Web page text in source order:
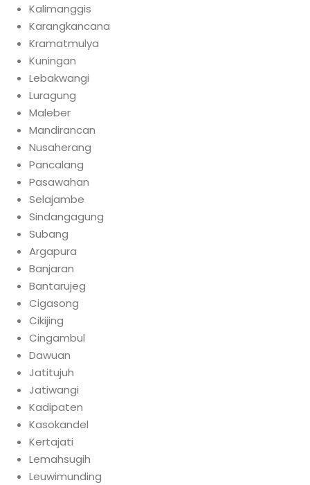
Kalimanggis
Karangkancana
Kramatmulya
Kuningan
Lebakwangi
Luragung
Maleber
Mandirancan
Nusaherang
Pancalang
Pasawahan
Selajambe
Sindangagung
Subang
Argapura
Banjaran
Bantarujeg
Cigasong
Cikijing
Cingambul
Dawuan
Jatitujuh
Jatiwangi
Kadipaten
Kasokandel
Kertajati
Lemahsugih
Leuwimunding